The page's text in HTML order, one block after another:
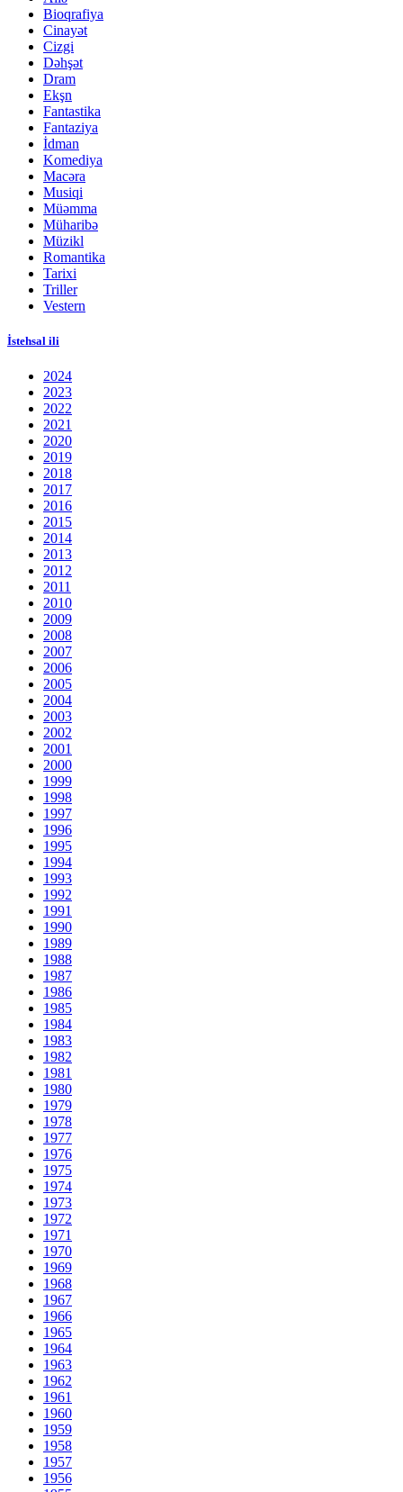
Bioqrafiya
Cinayət
Cizgi
Dəhşət
Dram
Ekşn
Fantastika
Fantaziya
İdman
Komediya
Macəra
Musiqi
Müəmma
Müharibə
Müzikl
Romantika
Tarixi
Triller
Vestern
İstehsal ili
2024
2023
2022
2021
2020
2019
2018
2017
2016
2015
2014
2013
2012
2011
2010
2009
2008
2007
2006
2005
2004
2003
2002
2001
2000
1999
1998
1997
1996
1995
1994
1993
1992
1991
1990
1989
1988
1987
1986
1985
1984
1983
1982
1981
1980
1979
1978
1977
1976
1975
1974
1973
1972
1971
1970
1969
1968
1967
1966
1965
1964
1963
1962
1961
1960
1959
1958
1957
1956